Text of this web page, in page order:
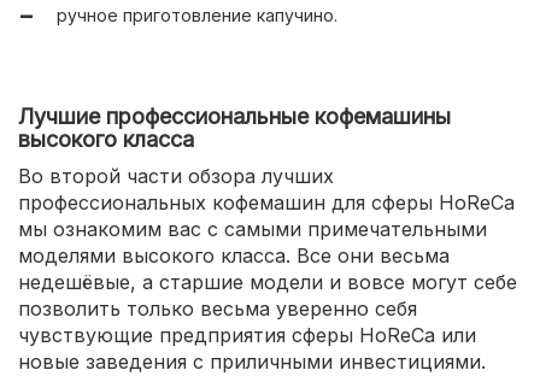
ручное приготовление капучино.
Лучшие профессиональные кофемашины
высокого класса
Во второй части обзора лучших
профессиональных кофемашин для сферы HoReCa
мы ознакомим вас с самыми примечательными
моделями высокого класса. Все они весьма
недешёвые, а старшие модели и вовсе могут себе
позволить только весьма уверенно себя
чувствующие предприятия сферы HoReCa или
новые заведения с приличными инвестициями.